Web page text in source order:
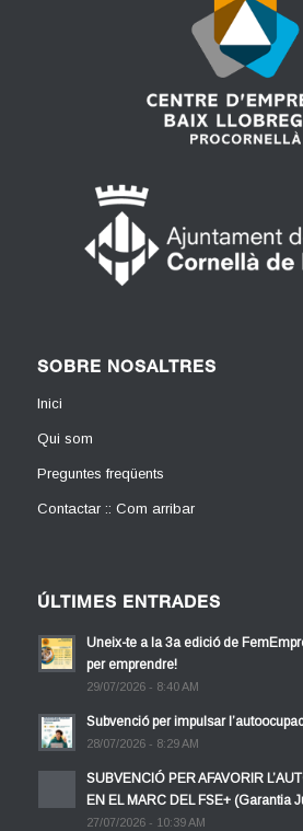
SOBRE NOSALTRES
Inici
Qui som
Preguntes freqüents
Contactar :: Com arribar
ÚLTIMES ENTRADES
Uneix-te a la 3a edició de
per emprendre!
29/07/2026 - 8:40 AM
Subvenció per impulsar
28/07/2026 - 8:29 AM
SUBVENCIÓ PER AFAVORIR
EN EL MARC DEL FSE+ (Garantia
27/07/2026 - 10:39 AM